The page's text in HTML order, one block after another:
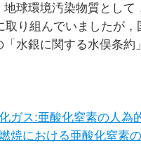
地球環境汚染物質として
取り組んでいましたが
「水銀に関する水俣条
ガス:亜酸化窒素の人為
焼における亜酸化窒素